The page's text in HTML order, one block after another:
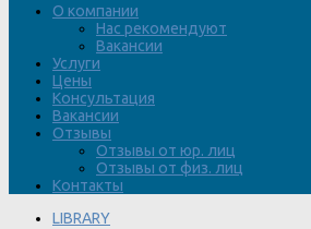
О компании
Нас рекомендуют
Вакансии
Услуги
Цены
Консультация
Вакансии
Отзывы
Отзывы от юр. лиц
Отзывы от физ. лиц
Контакты
LIBRARY